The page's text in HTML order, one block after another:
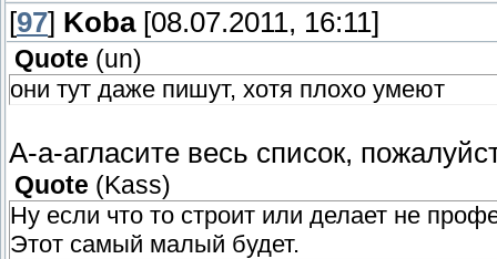
[97] Koba[08.07.2011, 16:11]
Quote (un)
они тут даже пишут, хотя плохо умеют
А-а-агласите весь список,
Quote (Kass)
Ну если что то строит или делает не
Этот самый малый будет.